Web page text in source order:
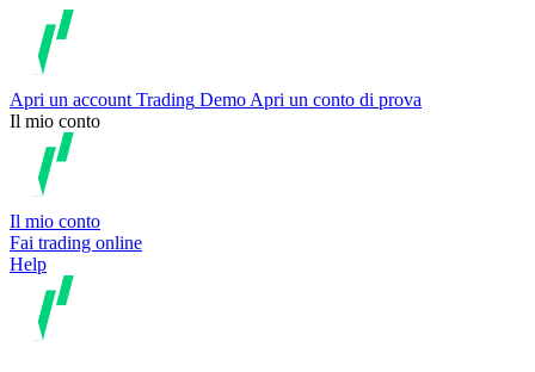
Apri un account Trading Demo Apri un conto di prova
Il mio conto
Il mio conto
Fai trading online
Help